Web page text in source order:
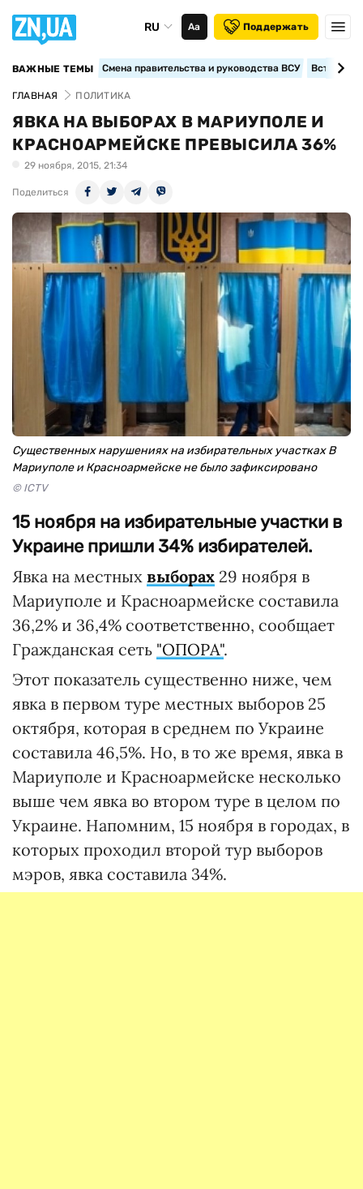
RU Аа Поддержать
ВАЖНЫЕ ТЕМЫ Смена правительства и руководства ВСУ
ГЛАВНАЯ ПОЛИТИКА
ЯВКА НА ВЫБОРАХ В МАРИУПОЛЕ И
КРАСНОАРМЕЙСКЕ ПРЕВЫСИЛА 36%
29 ноября, 2015, 21:34
Поделиться
Существенных нарушениях на избирательных участках В
Мариуполе и Красноармейске не было зафиксировано
© ICTV
15 ноября на избирательные участки в
Украине пришли 34% избирателей.
Явка на местных выборах 29 ноября в
Мариуполе и Красноармейске составила
36,2% и 36,4% соответственно, сообщает
Гражданская сеть "ОПОРА".
Этот показатель существенно ниже, чем
явка в первом туре местных выборов 25
октября, которая в среднем по Украине
составила 46,5%. Но, в то же время, явка в
Мариуполе и Красноармейске несколько
выше чем явка во втором туре в целом по
Украине. Напомним, 15 ноября в городах, в
которых проходил второй тур выборов
мэров, явка составила 34%.